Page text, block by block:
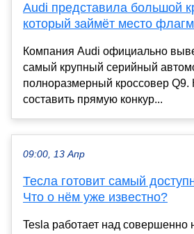
Audi представила большой
который займёт место
Компания Audi официально
самый крупный серийный
полноразмерный кроссовер Q9.
составить прямую конкур...
09:00, 13 Апр
Тесла готовит самый
Что о нём уже известно?
Tesla работает над совершенно